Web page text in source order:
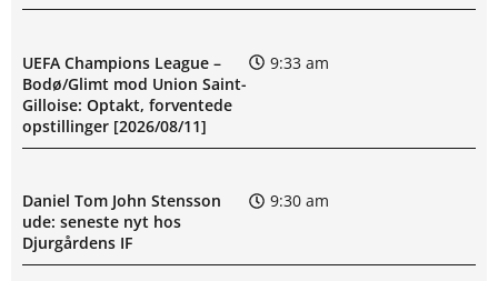
UEFA Champions League –
Bodø/Glimt mod Union Saint-
Gilloise: Optakt, forventede
opstillinger [2026/08/11]
9:33 am
Daniel Tom John Stensson
ude: seneste nyt hos
Djurgårdens IF
9:30 am